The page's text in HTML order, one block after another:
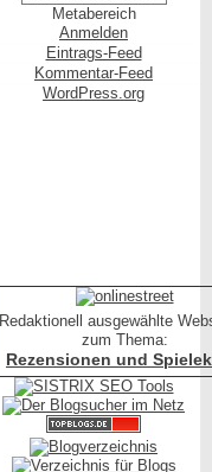
Metabereich
Anmelden
Eintrags-Feed
Kommentar-Feed
WordPress.org
Redaktionell ausgewählte
zum Thema:
Rezensionen und